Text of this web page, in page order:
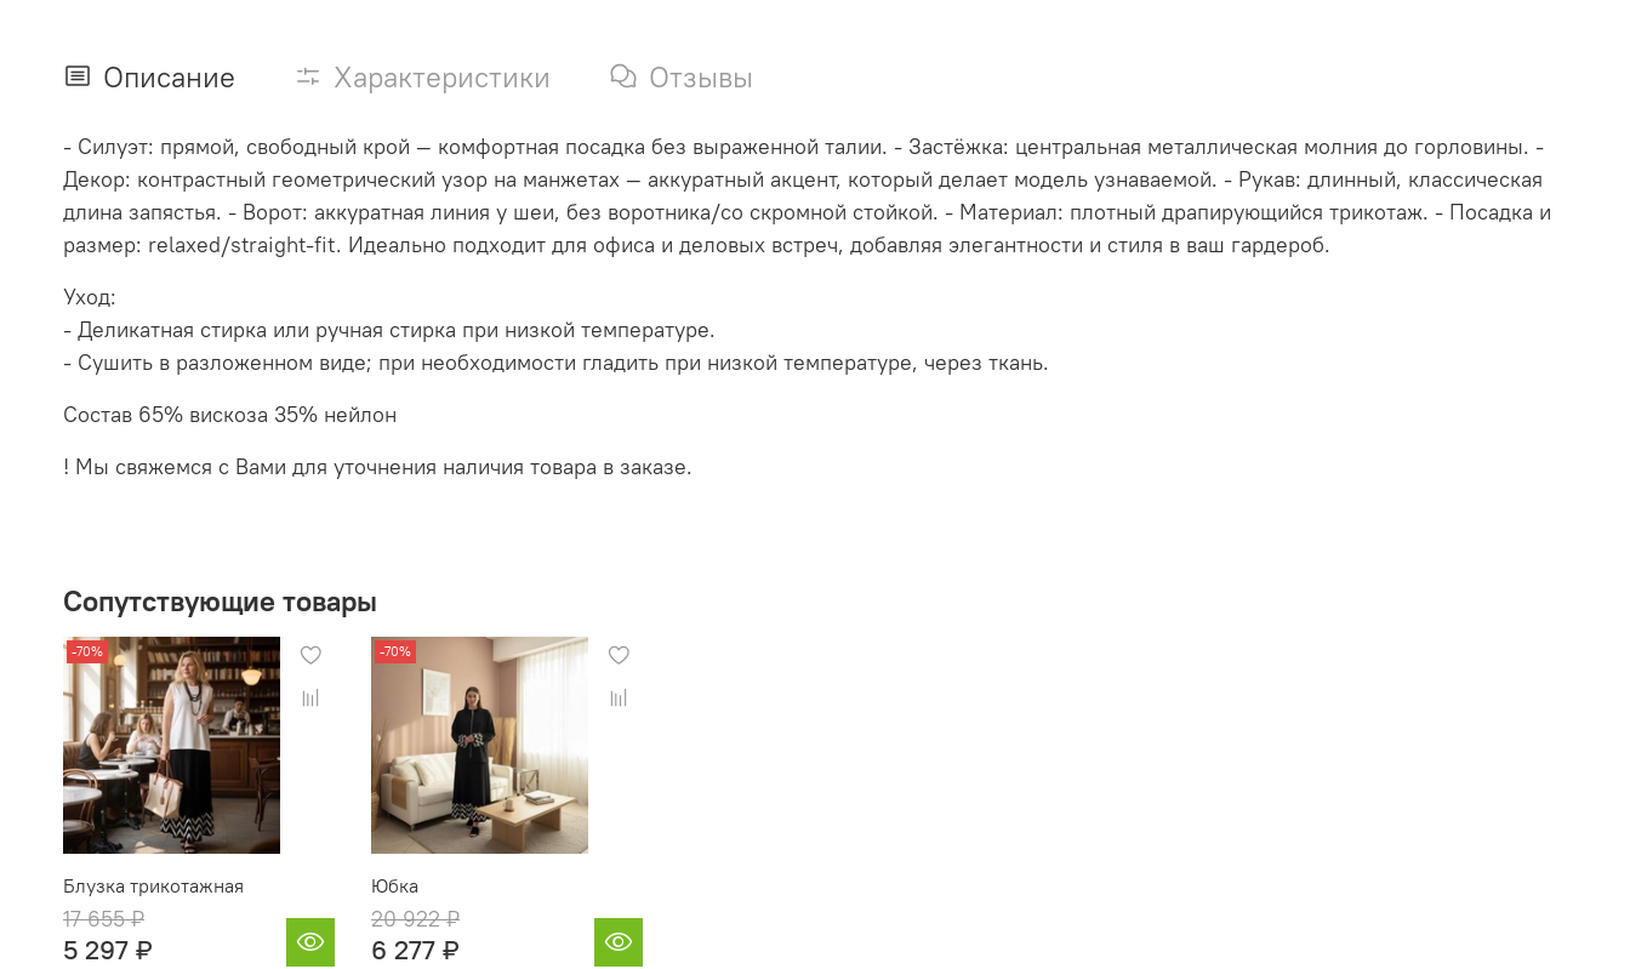
Описание Характеристики Отзывы
- Силуэт: прямой, свободный крой — комфортная посадка без выраженной талии. - Застёжка: центральная металлическая молния до горловины. -
Декор: контрастный геометрический узор на манжетах — аккуратный акцент, который делает модель узнаваемой. - Рукав: длинный, классическая
длина запястья. - Ворот: аккуратная линия у шеи, без воротника/со скромной стойкой. - Материал: плотный драпирующийся трикотаж. - Посадка и
размер: relaxed/straight‑fit. Идеально подходит для офиса и деловых встреч, добавляя элегантности и стиля в ваш гардероб.
Уход:
- Деликатная стирка или ручная стирка при низкой температуре.
- Сушить в разложенном виде; при необходимости гладить при низкой температуре, через ткань.
Состав 65% вискоза 35% нейлон
! Мы свяжемся с Вами для уточнения наличия товара в заказе.
Сопутствующие товары
-70%
Блузка трикотажная
17 655 ₽
5 297 ₽
-70%
Юбка
20 922 ₽
6 277 ₽